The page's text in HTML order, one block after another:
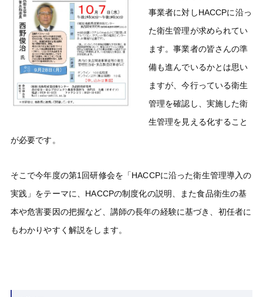
事業者に対しHACCPに沿っ
た衛生管理が求められてい
ます。事業者の皆さんの準
備も進んでいるかとは思い
ますが、今行っている衛生
管理を確認し、実施した衛
生管理を見える化すること
が必要です。
そこで今年度の第1回研修会を「HACCPに沿った衛生管理導入の
実践」をテーマに、HACCPの制度化の説明、また食品衛生の基
本や危害要因の把握など、講師の長年の経験に基づき、初任者に
もわかりやすく解説をします。